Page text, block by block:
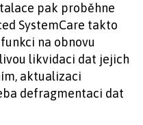
pak proběhne
SystemCare takto
na obnovu
likvidaci dat jejich
aktualizaci
defragmentaci dat